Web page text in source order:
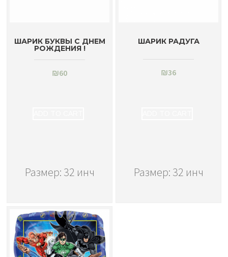
ШАРИК БУКВЫ С ДНЕМ
РОЖДЕНИЯ !
₪60
Размер: 32 инч
ШАРИК РАДУГА
₪36
Размер: 32 инч